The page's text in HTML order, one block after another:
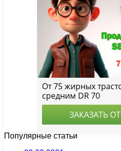
Популярные статьи